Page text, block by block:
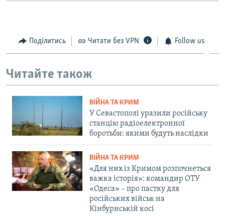
Поділитись Читати без VPN Follow us
Читайте також
ВІЙНА ТА КРИМ
У Севастополі уразили російську
станцію радіоелектронної
боротьби: якими будуть наслідки
ВІЙНА ТА КРИМ
«Для них із Кримом розпочнеться
важка історія»: командир ОТУ
«Одеса» – про пастку для
російських військ на
Кінбурнській косі